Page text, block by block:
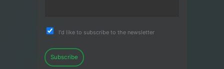
I'd like to subscribe to the newsletter
Subscribe